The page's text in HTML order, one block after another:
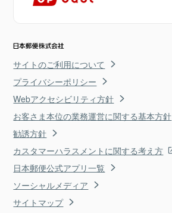
サイトのご利用について
プライバシーポリシー
Webアクセシビリティ方針
お客さま本位の業務運営に関する基本方針
勧誘方針
カスタマーハラスメントに関する考え方
日本郵便公式アプリ一覧
ソーシャルメディア
サイトマップ